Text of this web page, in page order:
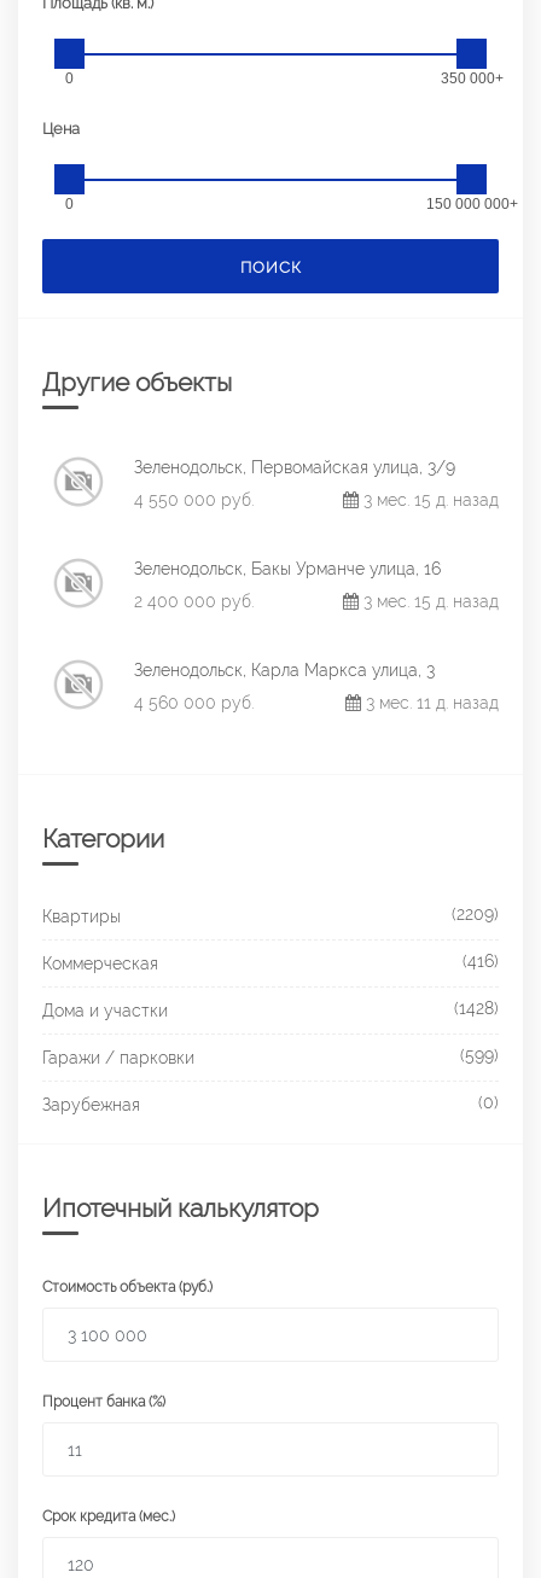
0 350 000+
Цена
0 150 000 000+
ПОИСК
Другие объекты
Зеленодольск, Первомайская улица, 3/9
4 550 000 руб.
3 мес. 15 д. назад
Зеленодольск, Бакы Урманче улица, 16
2 400 000 руб.
3 мес. 15 д. назад
Зеленодольск, Карла Маркса улица, 3
4 560 000 руб.
3 мес. 11 д. назад
Категории
Квартиры (2209)
Коммерческая (416)
Дома и участки (1428)
Гаражи / парковки (599)
Зарубежная (0)
Ипотечный калькулятор
Стоимость объекта (руб.)
Процент банка (%)
Срок кредита (мес.)